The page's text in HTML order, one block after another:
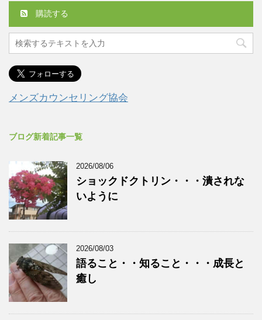
購読する
メンズカウンセリング協会
ブログ新着記事一覧
2026/08/06
ショックドクトリン・・・潰されな
いように
2026/08/03
語ること・・知ること・・・成長と
癒し